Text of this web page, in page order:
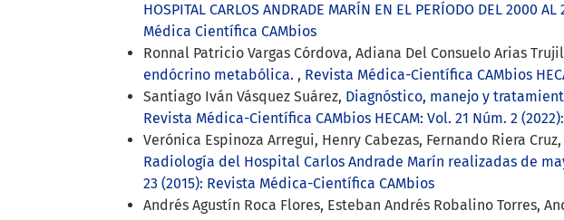
HOSPITAL CARLOS ANDRADE MARÍN EN EL PERÍODO DEL 2000 AL
Médica Científica CAMbios
Ronnal Patricio Vargas Córdova, Adiana Del Consuelo Arias
endócrino metabólica. , Revista Médica-Científica CAMbios
Santiago Iván Vásquez Suárez, Diagnóstico, manejo y
Revista Médica-Científica CAMbios HECAM: Vol. 21 Núm. 2
Verónica Espinoza Arregui, Henry Cabezas, Fernando Riera Cruz,
Radiología del Hospital Carlos Andrade Marín realizadas de
23 (2015): Revista Médica-Científica CAMbios
Andrés Agustín Roca Flores, Esteban Andrés Robalino Torres,